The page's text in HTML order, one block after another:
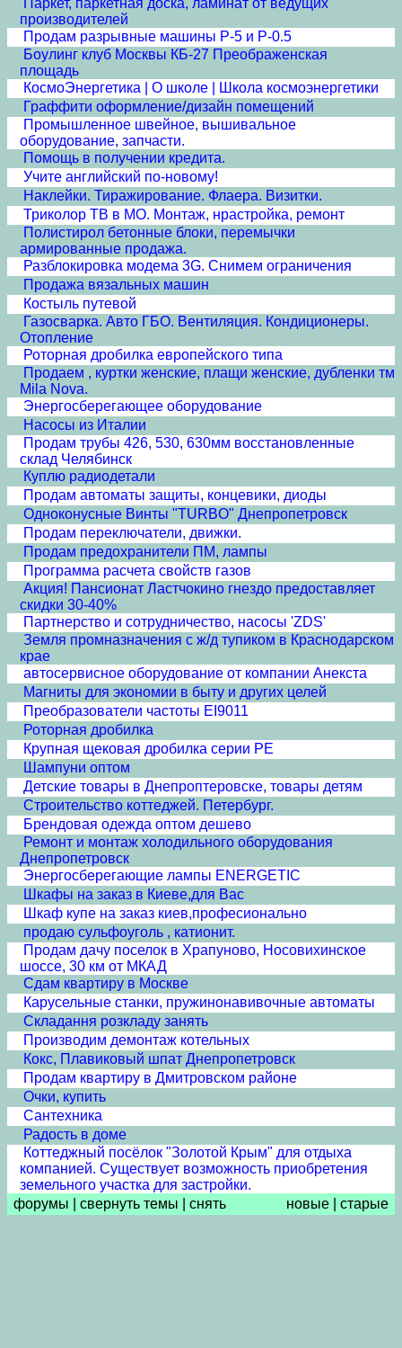
Паркет, паркетная доска, ламинат от ведущих
производителей
Продам разрывные машины Р-5 и Р-0.5
Боулинг клуб Москвы КБ-27 Преображенская
площадь
КосмоЭнергетика | О школе | Школа космоэнергетики
Граффити оформление/дизайн помещений
Промышленное швейное, вышивальное
оборудование, запчасти.
Помощь в получении кредита.
Учите английский по-новому!
Наклейки. Тиражирование. Флаера. Визитки.
Триколор ТВ в МО. Монтаж, нрастройка, ремонт
Полистирол бетонные блоки, перемычки
армированные продажа.
Разблокировка модема 3G. Снимем ограничения
Продажа вязальных машин
Костыль путевой
Газосварка. Авто ГБО. Вентиляция. Кондиционеры.
Отопление
Роторная дробилка европейского типа
Продаем , куртки женские, плащи женские, дубленки тм
Mila Nova.
Энергосберегающее оборудование
Насосы из Италии
Продам трубы 426, 530, 630мм восстановленные
склад Челябинск
Куплю радиодетали
Продам автоматы защиты, концевики, диоды
Одноконусные Винты "TURBO" Днепропетровск
Продам переключатели, движки.
Продам предохранители ПМ, лампы
Программа расчета свойств газов
Акция! Пансионат Ластчокино гнездо предоставляет
скидки 30-40%
Партнерство и сотрудничество, насосы 'ZDS'
Земля промназначения с ж/д тупиком в Краснодарском
крае
автосервисное оборудование от компании Анекста
Магниты для экономии в быту и других целей
Преобразователи частоты EI9011
Роторная дробилка
Крупная щековая дробилка серии PE
Шампуни оптом
Детские товары в Днепроптеровске, товары детям
Строительство коттеджей. Петербург.
Брендовая одежда оптом дешево
Ремонт и монтаж холодильного оборудования
Днепропетровск
Энергосберегающие лампы ENERGETIC
Шкафы на заказ в Киеве,для Вас
Шкаф купе на заказ киев,професионально
продаю сульфоуголь , катионит.
Продам дачу поселок в Храпуново, Носовихинское
шоссе, 30 км от МКАД
Сдам квартиру в Москве
Карусельные станки, пружинонавивочные автоматы
Складання розкладу занять
Производим демонтаж котельных
Кокс, Плавиковый шпат Днепропетровск
Продам квартиру в Дмитровском районе
Очки, купить
Сантехника
Радость в доме
Коттеджный посёлок "Золотой Крым" для отдыха
компанией. Существует возможность приобретения
земельного участка для застройки.
форумы
свернуть темы снять новые старые